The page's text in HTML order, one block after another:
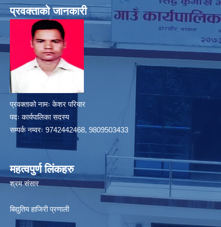
प्रवक्ताको जानकारी
प्रवक्ताको नामः केशर परियार
पदः कार्यपालिका सदस्य
सम्पर्क नम्वरः 9742442468, 9809503433
महत्वपुर्ण लिंकहरु
श्रम संसार
बिद्युतिय हाजिरी प्रणाली